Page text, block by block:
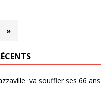
»
va souffler ses 66 ans